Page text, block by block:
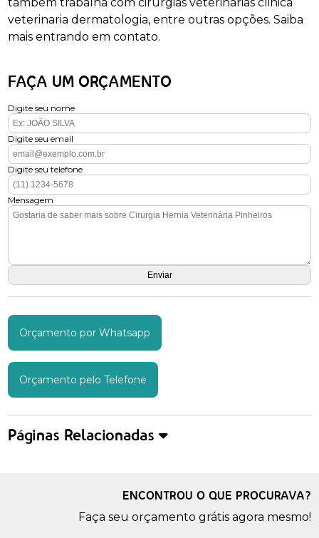
veterinaria dermatologia, entre outras opções. Saiba
mais entrando em contato.
FAÇA UM ORÇAMENTO
Digite seu nome
Digite seu email
Digite seu telefone
Mensagem
Orçamento por Whatsapp
Orçamento pelo Telefone
Páginas Relacionadas
ENCONTROU O QUE PROCURAVA?
Faça seu orçamento grátis agora mesmo!